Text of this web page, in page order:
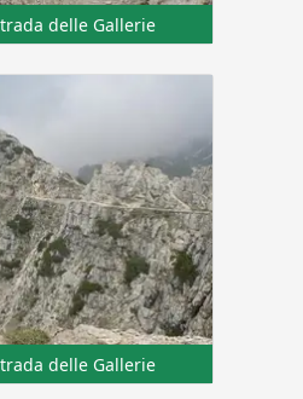
delle Gallerie
delle Gallerie